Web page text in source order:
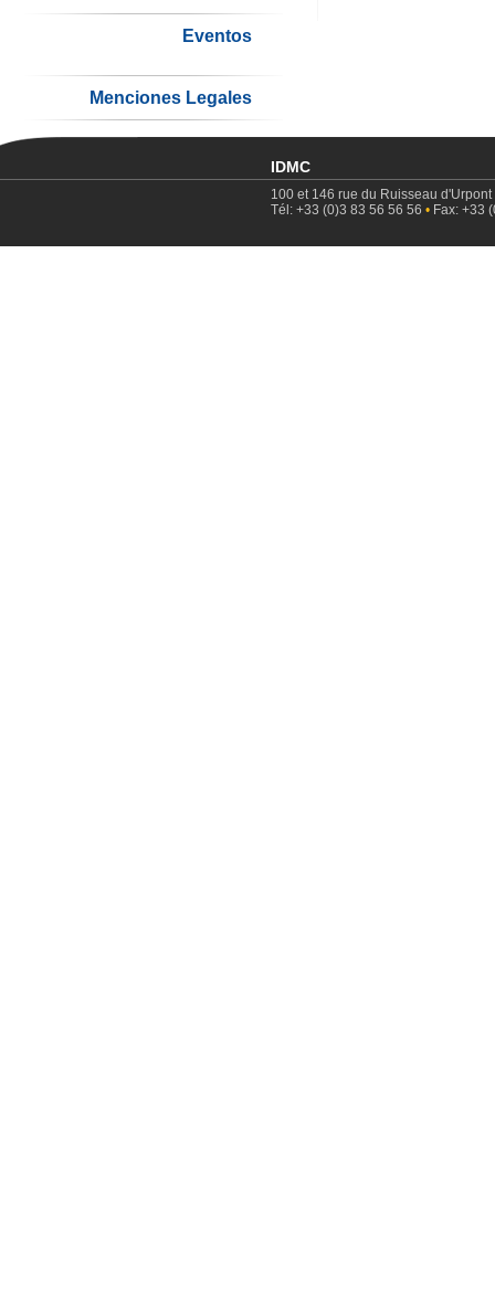
Eventos
Menciones Legales
IDMC
100 et 146 rue du Ruisseau d'Urpont
Tél: +33 (0)3 83 56 56 56 • Fax: +33